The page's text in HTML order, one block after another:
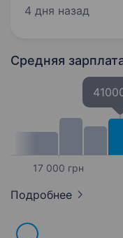
в сфері господарського
4 дня назад
Средняя
17 000 грн
Подробнее